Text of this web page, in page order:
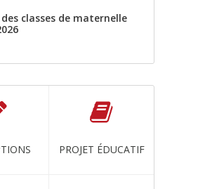
classes de maternelle
PROJET ÉDUCATIF